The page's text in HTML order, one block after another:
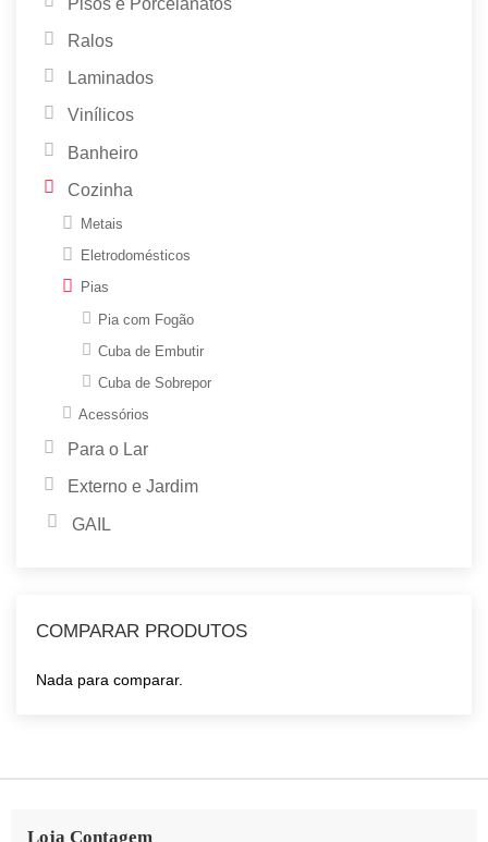
Ralos
Laminados
Vinílicos
Banheiro
Cozinha
Metais
Eletrodomésticos
Pias
Pia com Fogão
Cuba de Embutir
Cuba de Sobrepor
Acessórios
Para o Lar
Externo e Jardim
GAIL
COMPARAR PRODUTOS
Nada para comparar.
Loja Contagem